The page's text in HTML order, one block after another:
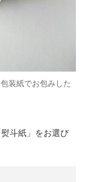
装紙でお包みした
斗紙」をお選び